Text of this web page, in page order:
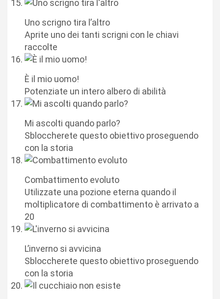
Uno scrigno tira l’altro
Aprite uno dei tanti scrigni con le chiavi
raccolte
È il mio uomo!
Potenziate un intero albero di abilità
Mi ascolti quando parlo?
Sbloccherete questo obiettivo proseguendo
con la storia
Combattimento evoluto
Utilizzate una pozione eterna quando il
moltiplicatore di combattimento è arrivato a
20
L’inverno si avvicina
Sbloccherete questo obiettivo proseguendo
con la storia